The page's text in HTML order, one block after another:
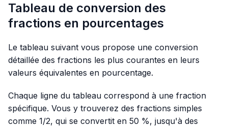
Tableau de conversion des
fractions en pourcentages
Le tableau suivant vous propose une conversion
détaillée des fractions les plus courantes en leurs
valeurs équivalentes en pourcentage.
Chaque ligne du tableau correspond à une fraction
spécifique. Vous y trouverez des fractions simples
comme 1/2, qui se convertit en 50 %, jusqu'à des